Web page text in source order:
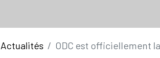
Actualités ODC est officiellement